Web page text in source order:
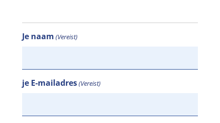
Je naam (Vereist)
je E-mailadres(Vereist)